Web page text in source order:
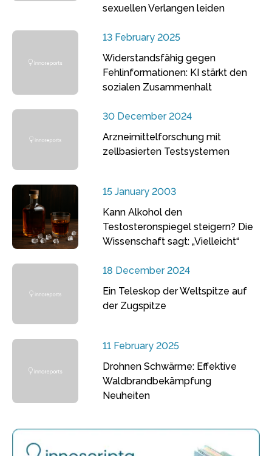
sexuellen Verlangen leiden
13 February 2025
Widerstandsfähig gegen
Fehlinformationen: KI stärkt den
sozialen Zusammenhalt
30 December 2024
Arzneimittelforschung mit
zellbasierten Testsystemen
15 January 2003
Kann Alkohol den
Testosteronspiegel steigern? Die
Wissenschaft sagt: „Vielleicht“
18 December 2024
Ein Teleskop der Weltspitze auf
der Zugspitze
11 February 2025
Drohnen Schwärme: Effektive
Waldbrandbekämpfung
Neuheiten